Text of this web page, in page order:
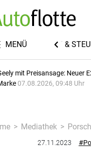
MENÜ RECHT &
mit Preisansage: Neuer
07.08.2026, 09:48 Uhr
Mediathek
27.11.2023